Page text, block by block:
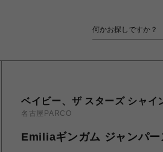
ベイビー、ザ スターズ シャ
名古屋PARCO
Emiliaギンガム ジャンパー